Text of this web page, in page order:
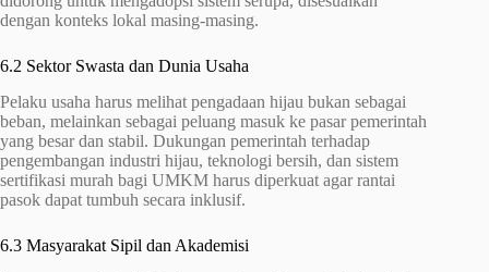
dengan konteks lokal masing-masing.
6.2 Sektor Swasta dan Dunia Usaha
Pelaku usaha harus melihat pengadaan hijau bukan sebagai
beban, melainkan sebagai peluang masuk ke pasar pemerintah
yang besar dan stabil. Dukungan pemerintah terhadap
pengembangan industri hijau, teknologi bersih, dan sistem
sertifikasi murah bagi UMKM harus diperkuat agar rantai
pasok dapat tumbuh secara inklusif.
6.3 Masyarakat Sipil dan Akademisi